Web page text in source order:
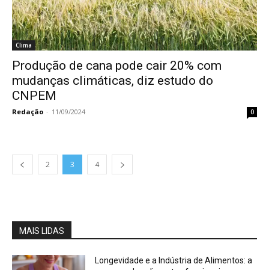
Clima
Produção de cana pode cair 20% com
mudanças climáticas, diz estudo do
CNPEM
Redação - 11/09/2024 0
2 3 4
MAIS LIDAS
Longevidade e a Indústria de Alimentos: a